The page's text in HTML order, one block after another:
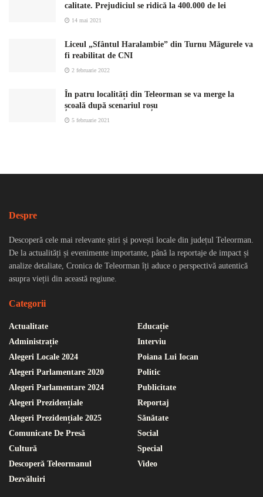
calitate. Prejudiciul se ridică la 400.000 de lei
14 mai 2021
Liceul „Sfântul Haralambie” din Turnu Măgurele va
fi reabilitat de CNI
2 februarie 2022
În patru localități din Teleorman se va merge la
școală după scenariul roșu
5 februarie 2021
Despre
Descoperă cele mai relevante știri și povești locale din județul Teleorman.
De la actualități și evenimente importante, până la reportaje de impact și
analize detaliate, Cronica de Teleorman îți aduce o perspectivă autentică
asupra vieții din această regiune.
Categorii
Actualitate
Administrație
Alegeri Locale 2024
Alegeri Parlamentare 2020
Alegeri Parlamentare 2024
Alegeri Prezidențiale
Alegeri Prezidențiale 2025
Comunicate De Presă
Cultură
Descoperă Teleormanul
Dezvăluiri
Educație
Interviu
Poiana Lui Iocan
Politic
Publicitate
Reportaj
Sănătate
Social
Special
Video